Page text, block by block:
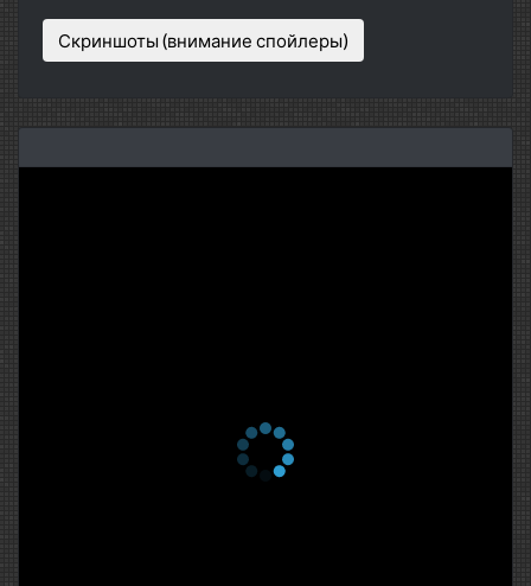
Скриншоты (внимание спойлеры)